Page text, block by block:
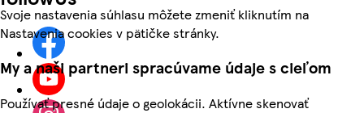
Svoje nastavenia súhlasu môžete zmeniť kliknutím na
Nastavenia cookies v pätičke stránky.
My a naši partneri spracúvame údaje s cieľom
Používať presné údaje o geolokácii. Aktívne skenovať